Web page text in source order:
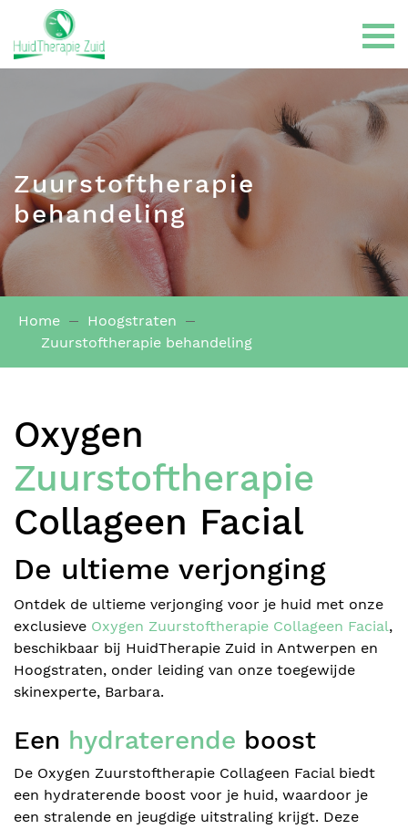
Gelaatsbehandelingen
LPG Endermologie
Haarbehandelingen
Blog
Prijzen
Over ons
BOEK ONLINE
Zuurstoftherapie
behandeling
Home
Hoogstraten
Zuurstoftherapie behandeling
Oxygen
Zuurstoftherapie
Collageen Facial
De ultieme verjonging
Ontdek de ultieme verjonging voor je huid met onze
exclusieve Oxygen Zuurstoftherapie Collageen Facial,
beschikbaar bij HuidTherapie Zuid in Antwerpen en
Hoogstraten, onder leiding van onze toegewijde
skinexperte, Barbara.
Een hydraterende boost
De Oxygen Zuurstoftherapie Collageen Facial biedt
een hydraterende boost voor je huid, waardoor je
een stralende en jeugdige uitstraling krijgt. Deze